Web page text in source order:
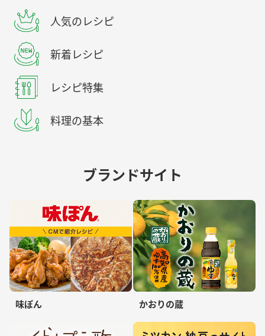
人気のレシピ
新着レシピ
レシピ特集
料理の基本
ブランドサイト
味ぽん かおりの蔵